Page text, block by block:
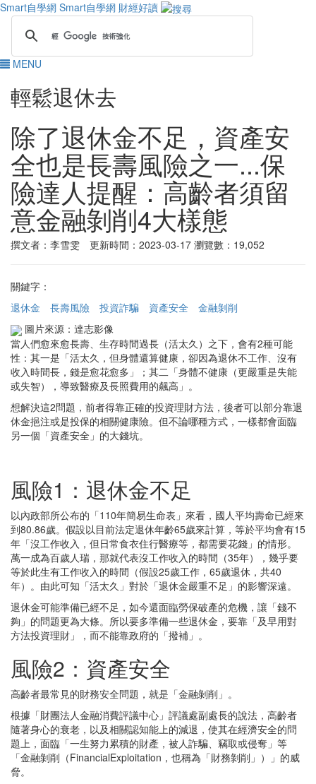
Smart自學網 Smart自學網 財經好讀
MENU
輕鬆退休去
除了退休金不足，資產安
全也是長壽風險之一...保
險達人提醒：高齡者須留
意金融剝削4大樣態
撰文者：李雪雯 更新時間：2023-03-17 瀏覽數：19,052
關鍵字：
退休金
長壽風險 投資詐騙 資產安全
金融剝削
圖片來源：達志影像
當人們愈來愈長壽、生存時間過長（活太久）之下，會有2種可能
性：其一是「活太久，但身體還算健康，卻因為退休不工作、沒有
收入時間長，錢是愈花愈多」；其二「身體不健康（更嚴重是失能
或失智），導致醫療及長照費用的飆高」。
想解決這2問題，前者得靠正確的投資理財方法，後者可以部分靠退
休金挹注或是投保的相關健康險。但不論哪種方式，一樣都會面臨
另一個「資產安全」的大錢坑。
風險1：退休金不足
以內政部所公布的「110年簡易生命表」來看，國人平均壽命已經來
到80.86歲。假設以目前法定退休年齡65歲來計算，等於平均會有15
年「沒工作收入，但日常食衣住行醫療等，都需要花錢」的情形。
萬一成為百歲人瑞，那就代表沒工作收入的時間（35年），幾乎要
等於此生有工作收入的時間（假設25歲工作，65歲退休，共40
年）。由此可知「活太久」對於「退休金嚴重不足」的影響深遠。
退休金可能準備已經不足，如今還面臨勞保破產的危機，讓「錢不
夠」的問題更為大條。所以要多準備一些退休金，要靠「及早用對
方法投資理財」，而不能靠政府的「撥補」。
風險2：資產安全
高齡者最常見的財務安全問題，就是「金融剝削」。
根據「財團法人金融消費評議中心」評議處副處長的說法，高齡者
隨著身心的衰老，以及相關認知能上的減退，使其在經濟安全的問
題上，面臨「一生努力累積的財產，被人詐騙、竊取或侵奪」等
「金融剝削（FinancialExploitation，也稱為「財務剝削」）」的威
脅。